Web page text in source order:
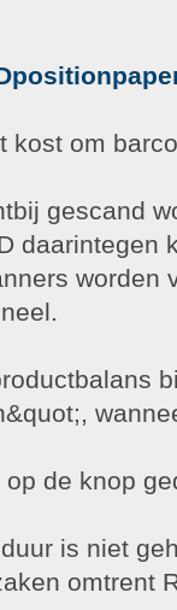
kost om
gescand
daarintegen
worden
de knop
is niet
omtrent